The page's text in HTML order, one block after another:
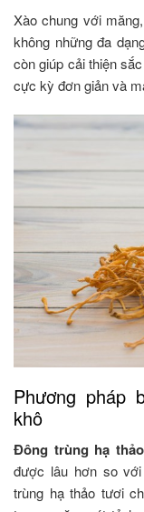
Xào chung với
không những đa
còn giúp cải thiện
cực kỳ đơn giản và
Phương pháp
khô
Đông trùng hạ
được lâu hơn so
trùng hạ thảo tươi